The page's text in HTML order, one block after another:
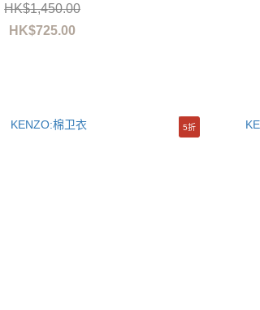
HK$725.00
HK$1,450.00
5折